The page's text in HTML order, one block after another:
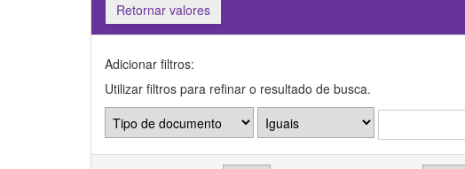
Retornar valores
Adicionar filtros:
Utilizar filtros para refinar o resultado de busca.